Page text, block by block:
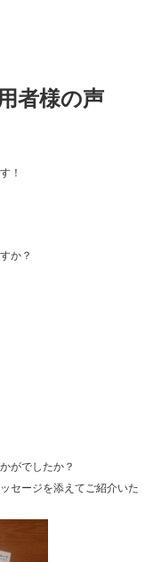
者様の声
！
か？
がでしたか？
セージを添えてご紹介いた